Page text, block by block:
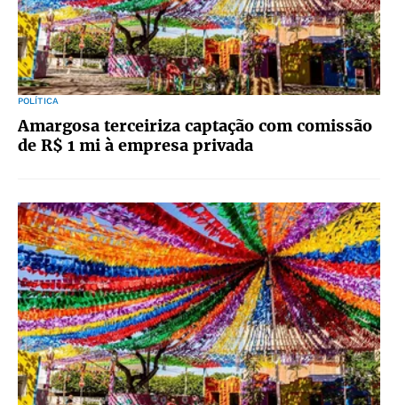
POLÍTICA
Amargosa terceiriza captação com comissão
de R$ 1 mi à empresa privada